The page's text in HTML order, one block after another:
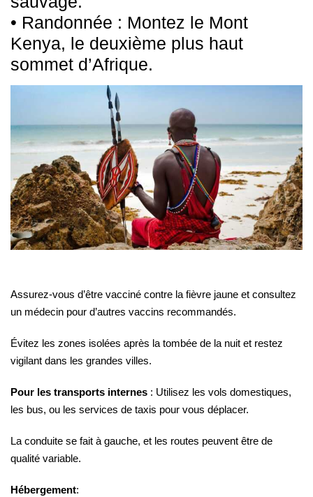
• Randonnée : Montez le Mont
Kenya, le deuxième plus haut
sommet d’Afrique.
Assurez-vous d’être vacciné contre la fièvre jaune et consultez
un médecin pour d’autres vaccins recommandés.
Évitez les zones isolées après la tombée de la nuit et restez
vigilant dans les grandes villes.
Pour les transports internes : Utilisez les vols domestiques,
les bus, ou les services de taxis pour vous déplacer.
La conduite se fait à gauche, et les routes peuvent être de
qualité variable.
Hébergement: